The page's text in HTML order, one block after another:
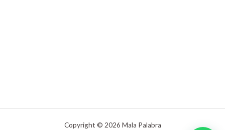
Copyright © 2026 Mala Palabra